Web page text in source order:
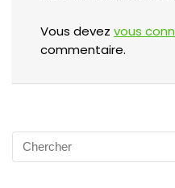
Vous devez vous
commentaire.